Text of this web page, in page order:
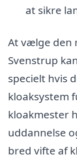
at sikre
At vælge den
Svenstrup
specielt hvis
kloaksystem
kloakmester
uddannelse
bred vifte af